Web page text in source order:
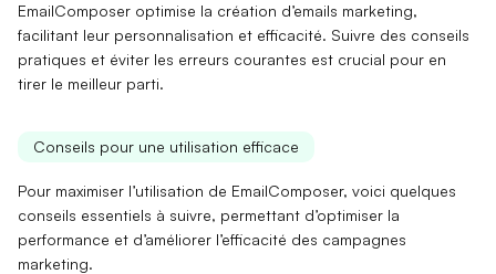
EmailComposer optimise la création d’emails marketing,
facilitant leur personnalisation et efficacité. Suivre des conseils
pratiques et éviter les erreurs courantes est crucial pour en
tirer le meilleur parti.
Conseils pour une utilisation efficace
Pour maximiser l’utilisation de EmailComposer, voici quelques
conseils essentiels à suivre, permettant d’optimiser la
performance et d’améliorer l’efficacité des campagnes
marketing.